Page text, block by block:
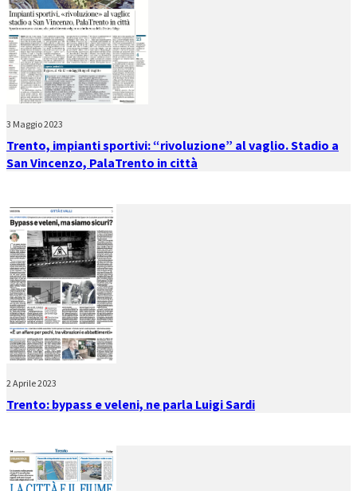
3 Maggio 2023
Trento, impianti sportivi: “rivoluzione” al vaglio. Stadio a
San Vincenzo, PalaTrento in città
2 Aprile 2023
Trento: bypass e veleni, ne parla Luigi Sardi